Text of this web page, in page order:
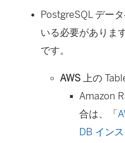
PostgreSQL デー
いる必要がありま
です。
AWS 上の
Amazon
合は、「
DB イン